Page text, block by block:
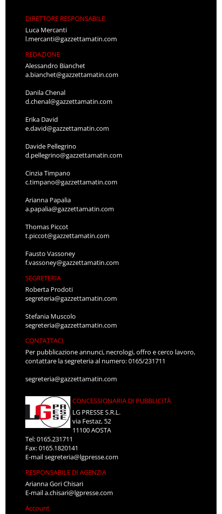
DIRETTORE RESPONSABILE
Luca Mercanti
l.mercanti@gazzettamatin.com
REDAZIONE
Alessandro Bianchet
a.bianchet@gazzettamatin.com
Danila Chenal
d.chenal@gazzettamatin.com
Erika David
e.david@gazzettamatin.com
Davide Pellegrino
d.pellegrino@gazzettamatin.com
Cinzia Timpano
c.timpano@gazzettamatin.com
Arianna Papalia
a.papalia@gazzettamatin.com
Thomas Piccot
t.piccot@gazzettamatin.com
Fausto Vassoney
f.vassoney@gazzettamatin.com
SEGRETERIA
Roberta Prodoti
segreteria@gazzettamatin.com
Stefania Muscolo
segreteria@gazzettamatin.com
CONTATTACI
Per pubblicazione annunci, necrologi, offro e cerco lavoro,
contattare la segreteria al numero: 0165/231711
segreteria@gazzettamatin.com
CONCESSIONARIA DI PUBBLICITÀ
LG PRESSE S.R.L.
via Festaz, 52
11100 AOSTA
Tel: 0165.231711
Fax: 0165.1820141
E-mailsegreteria@lgpresse.com
RESPONSABILE DI AGENZIA
Arianna Gori Chisari
E-maila.chisari@lgpresse.com
Account